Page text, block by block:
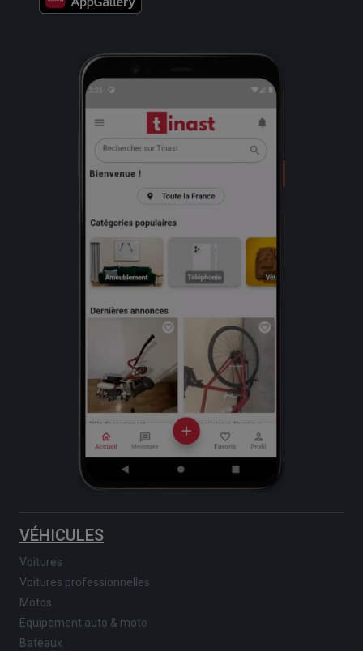
VÉHICULES
Voitures
Voitures professionnelles
Motos
Equipement auto & moto
Bateaux